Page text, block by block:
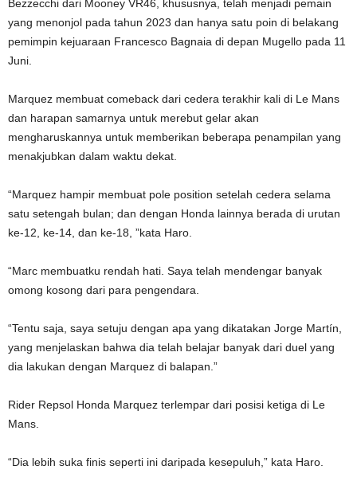
Bezzecchi dari Mooney VR46, khususnya, telah menjadi pemain
yang menonjol pada tahun 2023 dan hanya satu poin di belakang
pemimpin kejuaraan Francesco Bagnaia di depan Mugello pada 11
Juni.
Marquez membuat comeback dari cedera terakhir kali di Le Mans
dan harapan samarnya untuk merebut gelar akan
mengharuskannya untuk memberikan beberapa penampilan yang
menakjubkan dalam waktu dekat.
“Marquez hampir membuat pole position setelah cedera selama
satu setengah bulan; dan dengan Honda lainnya berada di urutan
ke-12, ke-14, dan ke-18, ”kata Haro.
“Marc membuatku rendah hati. Saya telah mendengar banyak
omong kosong dari para pengendara.
“Tentu saja, saya setuju dengan apa yang dikatakan Jorge Martín,
yang menjelaskan bahwa dia telah belajar banyak dari duel yang
dia lakukan dengan Marquez di balapan.”
Rider Repsol Honda Marquez terlempar dari posisi ketiga di Le
Mans.
“Dia lebih suka finis seperti ini daripada kesepuluh,” kata Haro.